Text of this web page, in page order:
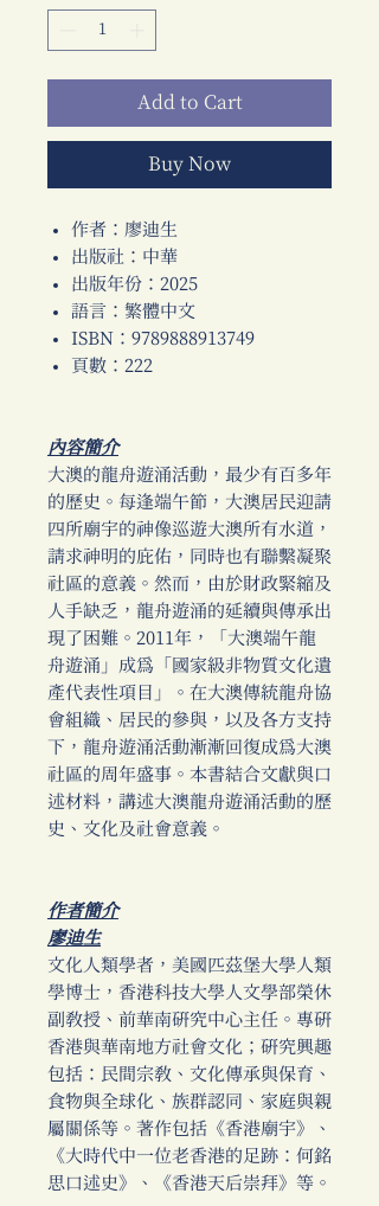
Add to Cart
Buy Now
作者：廖迪生
出版社：中華
出版年份：2025
語言：繁體中文
ISBN：9789888913749
頁數：222
內容簡介
大澳的龍舟遊涌活動，最少有百多年
的歷史。每逢端午節，大澳居民迎請
四所廟宇的神像巡遊大澳所有水道，
請求神明的庇佑，同時也有聯繫凝聚
社區的意義。然而，由於財政緊縮及
人手缺乏，龍舟遊涌的延續與傳承出
現了困難。2011年，「大澳端午龍
舟遊涌」成為「國家級非物質文化遺
產代表性項目」。在大澳傳統龍舟協
會組織、居民的參與，以及各方支持
下，龍舟遊涌活動漸漸回復成為大澳
社區的周年盛事。本書結合文獻與口
述材料，講述大澳龍舟遊涌活動的歷
史、文化及社會意義。
作者簡介
廖迪生
文化人類學者，美國匹茲堡大學人類
學博士，香港科技大學人文學部榮休
副教授、前華南研究中心主任。專研
香港與華南地方社會文化；研究興趣
包括：民間宗教、文化傳承與保育、
食物與全球化、族群認同、家庭與親
屬關係等。著作包括《香港廟宇》、
《大時代中一位老香港的足跡：何銘
思口述史》、《香港天后崇拜》等。